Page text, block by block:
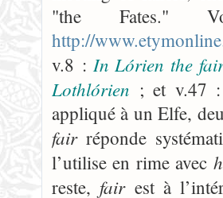
"the Fates."
http://
v.8 : In Lórien the
Lothlórien ; et v.47
appliqué à un Elfe,
fairréponde
l’utilise en rime avec
reste, fairest à